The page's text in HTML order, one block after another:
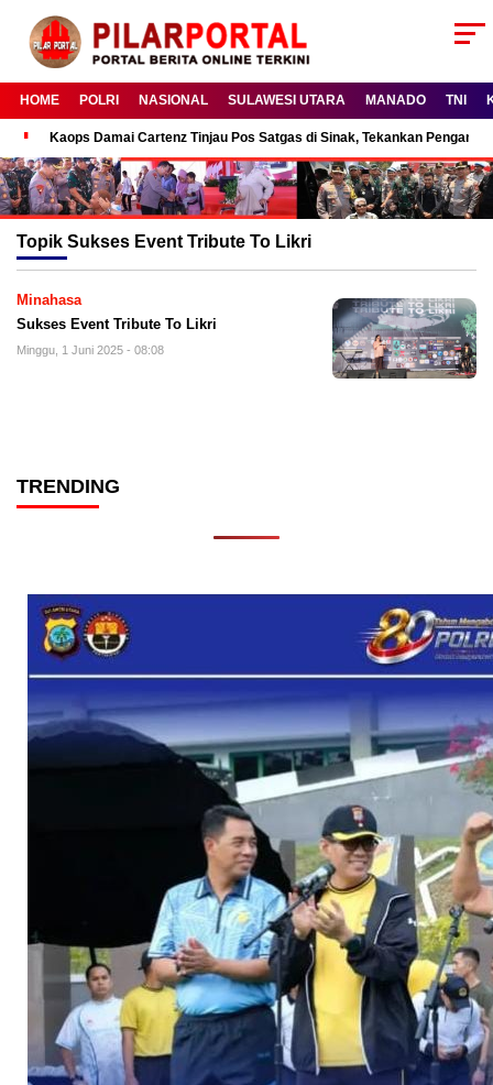
HOME POLRI NASIONAL SULAWESI UTARA MANADO TNI
Kaops Damai Cartenz Tinjau Pos Satgas di Sinak, Tekankan
Topik Sukses Event Tribute To Likri
Minahasa
Sukses Event Tribute To Likri
Minggu, 1 Juni 2025 - 08:08
TRENDING